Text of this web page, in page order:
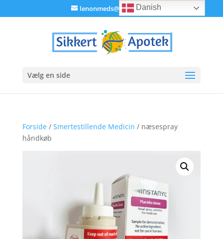
lenonmeds@gmail.com
Vælg en side
Forside/ Smertestillende Medicin / næsespray
håndkøb
Danish